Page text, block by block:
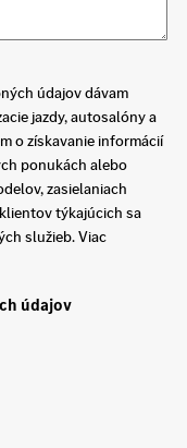
údajov dávam
jazdy, autosalóny a
o získavanie informácií
ponukách alebo
zasielaniach
týkajúcich sa
služieb. Viac
údajov